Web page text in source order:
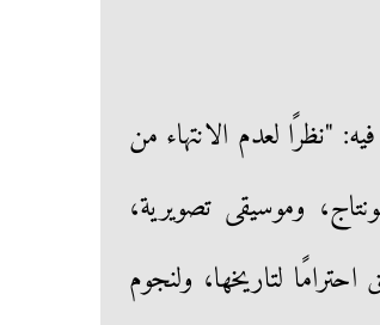
"نظرًا لعدم الانتهاء من
وموسيقى تصويرية،
لتاريخها، ولنجوم